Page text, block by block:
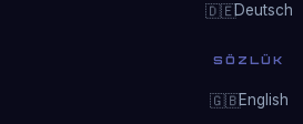
🇩🇪Deutsch
SÖZLÜK
🇬🇧English